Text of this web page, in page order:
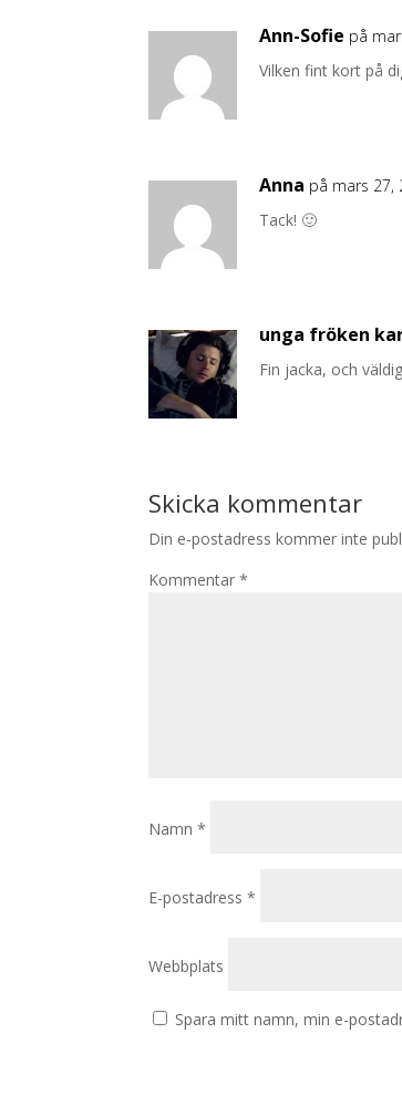
Ann-Sofie på
Vilken fint kort på
Anna på mars 27,
Tack! 🙂
unga fröken
Fin jacka, och
Skicka kommentar
Din e-postadress kommer inte
Kommentar*
Namn*
E-postadress*
Webbplats
Spara mitt namn, min e-